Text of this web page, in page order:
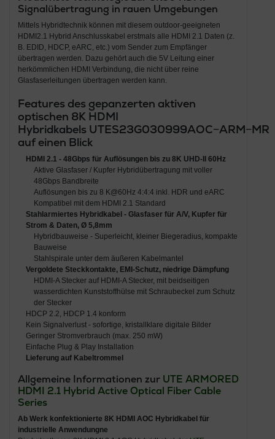
Signalübertragung in rauen Umgebungen
Mittels Hybridtechnik können mit diesem outdoor-geeigneten
HDMI2.1 Hybrid Anschlusskabel erstmals alle HDMI 2.1 Daten (z.
B. EDID, HDCP, eARC, etc.) vom Sender zum Empfänger
übertragen werden. Dazu gehört auch die 5V Leitung einer
herkömmlichen HDMI Verbindung, die nicht über reine
Glasfaserleitungen übertragen werden kann.
Features des gepanzerten aktiven
optischen 8K HDMI
Hybridkabels UTES23G030999AOC−ARM−MR
auf einen Blick
HDMI 2.1 - 48Gbps für Auflösungen bis zu 8K UHD-II 60Hz
Aktive Glasfaser / Kupfer Hybridübertragung mit voller
48Gbps Bandbreite
Auflösungen bis zu 8 K@60Hz 4:4:4 inkl. HDR und eARC
Kompatibel mit dem HDMI 2.1 Standard
Stahlarmiertes Hybridkabel - Glasfaser für A/V, Kupfer für
Strom & Daten, Ø 5,8mm
Hybridbauweise - Superleicht, kleiner Biegeradius, kompakte
Bauweise
Stahlspirale unter dem äußeren Kabelmantel
Vergoldete Steckkontakte, EMI-Schutz, niedrige Dämpfung
HDMI-A Stecker auf HDMI-A Stecker, mit beidseitigen
wasserdichten Kunststoffhülse mit Schraubeckel zum Schutz
der Stecker
HDCP 2.2, HDCP 1.4 konform
Kein Signalverlust - sofortige, kristallklare digitale Bilder
Geringer Stromverbrauch (max. 250 mW)
Einfache Plug & Play Installation
Lieferung auf Kabeltrommel
Allgemeine Informationen zur UTE ARMORED
HDMI 2.1 Hybrid Active Optical Fiber Cable
Series
Ab Werk konfektionierte 8K HDMI AOC Hybridkabel für
industrielle Anwendungne